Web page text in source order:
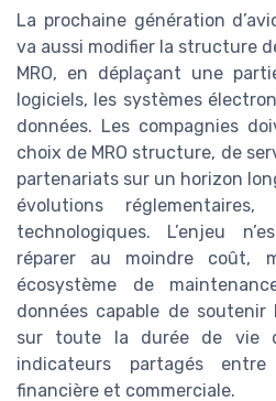
La prochaine génération
va aussi modifier la structure
MRO, en déplaçant une
logiciels, les systèmes
données. Les compagnies
choix de MRO structure, de
partenariats sur un horizon
évolutions réglementaires,
technologiques. L’enjeu
réparer au moindre coût,
écosystème de
données capable de
sur toute la durée de vie
indicateurs partagés
financière et commerciale.